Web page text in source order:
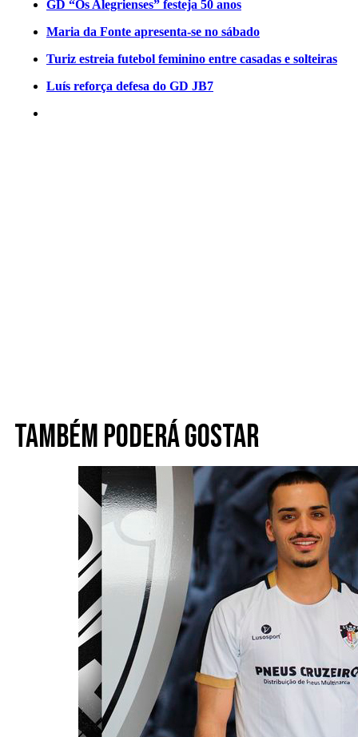
GD “Os Alegrienses” festeja 50 anos
Maria da Fonte apresenta-se no sábado
Turiz estreia futebol feminino entre casadas e solteiras
Luís reforça defesa do GD JB7
Também poderá gostar